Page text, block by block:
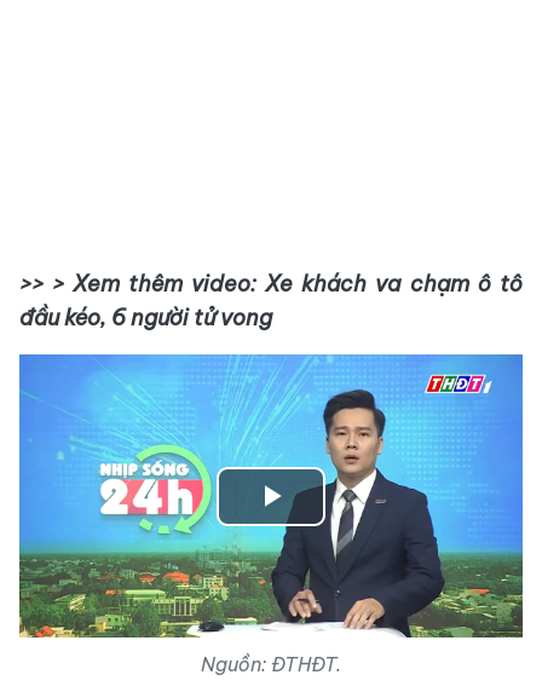
>> > Xem thêm video: Xe khách va chạm ô tô
đầu kéo, 6 người tử vong
Play
Video
Nguồn: ĐTHĐT.